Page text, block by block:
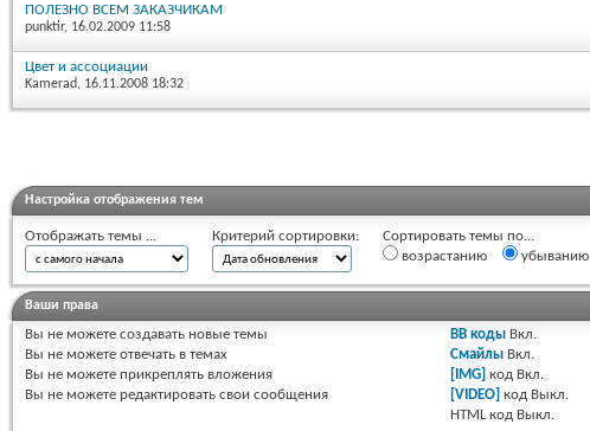
ПОЛЕЗНО ВСЕМ ЗАКАЗЧИКАМ
punktir, 16.02.2009 11:58
Цвет и ассоциации
Kamerad, 16.11.2008 18:32
Настройка отображения тем
Отображать темы ... Критерий сортировки:
Сортировать темы по...
возрастанию
убыванию
Ваши права
Вы не можете создавать новые темы
Вы не можете отвечать в темах
Вы не можете прикреплять вложения
Вы не можете редактировать свои сообщения
BB коды Вкл.
Смайлы Вкл.
[IMG] код Вкл.
[VIDEO] код Выкл.
HTML код Выкл.